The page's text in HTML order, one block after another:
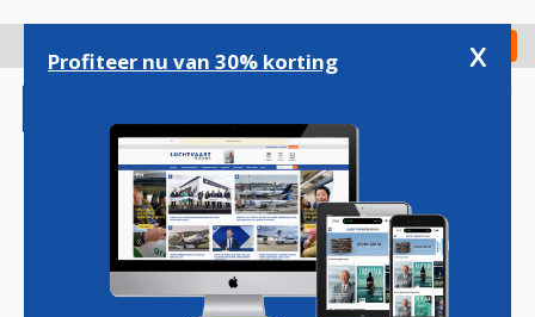
gaan
Check in
Magazine Podcasts Vacatures
Profiteer nu van 30% korting x